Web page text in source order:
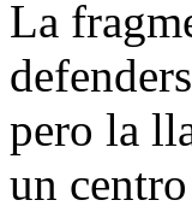
La
pero la
un